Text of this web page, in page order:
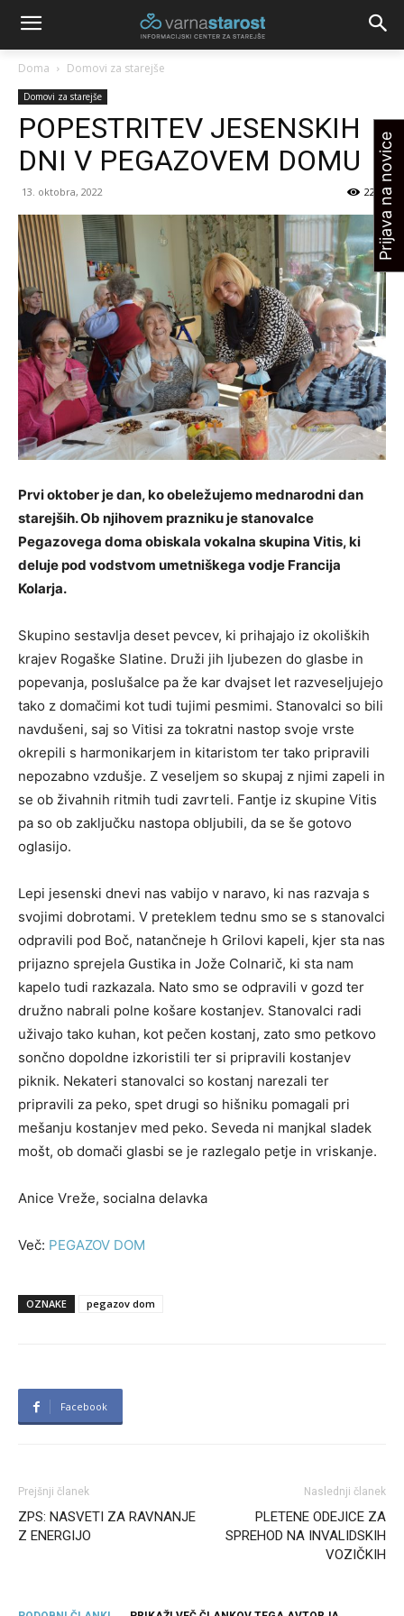
Doma Domovi za starejše
Domovi za starejše
POPESTRITEV JESENSKIH
DNI V PEGAZOVEM DOMU
13. oktobra, 2022 2259
Prvi oktober je dan, ko obeležujemo mednarodni dan
starejših. Ob njihovem prazniku je stanovalce
Pegazovega doma obiskala vokalna skupina Vitis, ki
deluje pod vodstvom umetniškega vodje Francija
Kolarja.
Skupino sestavlja deset pevcev, ki prihajajo iz okoliških
krajev Rogaške Slatine. Druži jih ljubezen do glasbe in
popevanja, poslušalce pa že kar dvajset let razveseljujejo
tako z domačimi kot tudi tujimi pesmimi. Stanovalci so bili
navdušeni, saj so Vitisi za tokratni nastop svoje vrste
okrepili s harmonikarjem in kitaristom ter tako pripravili
nepozabno vzdušje. Z veseljem so skupaj z njimi zapeli in
se ob živahnih ritmih tudi zavrteli. Fantje iz skupine Vitis
pa so ob zaključku nastopa obljubili, da se še gotovo
oglasijo.
Lepi jesenski dnevi nas vabijo v naravo, ki nas razvaja s
svojimi dobrotami. V preteklem tednu smo se s stanovalci
odpravili pod Boč, natančneje h Grilovi kapeli, kjer sta nas
prijazno sprejela Gustika in Jože Colnarič, ki sta nam
kapelo tudi razkazala. Nato smo se odpravili v gozd ter
družno nabrali polne košare kostanjev. Stanovalci radi
uživajo tako kuhan, kot pečen kostanj, zato smo petkovo
sončno dopoldne izkoristili ter si pripravili kostanjev
piknik. Nekateri stanovalci so kostanj narezali ter
pripravili za peko, spet drugi so hišniku pomagali pri
mešanju kostanjev med peko. Seveda ni manjkal sladek
mošt, ob domači glasbi se je razlegalo petje in vriskanje.
Anice Vreže, socialna delavka
Več: PEGAZOV DOM
OZNAKE pegazov dom
Facebook
Prejšnji članek
ZPS: NASVETI ZA RAVNANJE
Z ENERGIJO
Naslednji članek
PLETENE ODEJICE ZA
SPREHOD NA INVALIDSKIH
VOZIČKIH
Prijava na novice